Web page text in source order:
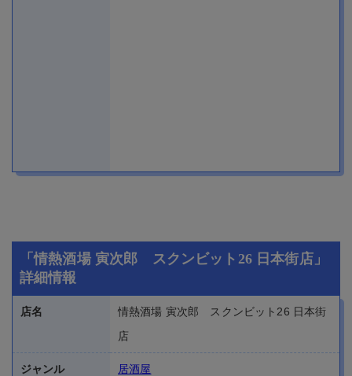
「情熱酒場 寅次郎 スクンビット26 日本街店」
詳細情報
店名
情熱酒場 寅次郎 スクンビット26 日本街
店
ジャンル 居酒屋